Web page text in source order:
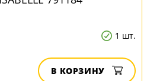
1 шт.
В КОРЗИНУ